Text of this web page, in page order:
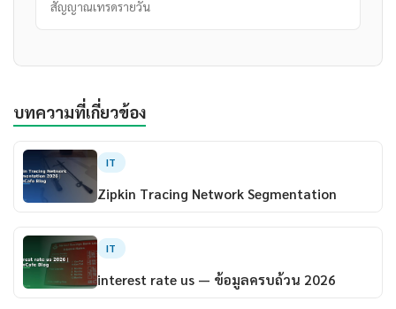
สัญญาณเทรดรายวัน
บทความที่เกี่ยวข้อง
IT
Zipkin Tracing Network Segmentation
IT
interest rate us — ข้อมูลครบถ้วน 2026